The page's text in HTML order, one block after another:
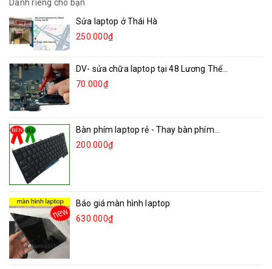
Dành riêng cho bạn
Sửa laptop ở Thái Hà
250.000₫
DV- sửa chữa laptop tại 48 Lương Thế...
70.000₫
Bàn phím laptop rẻ - Thay bàn phím...
200.000₫
Báo giá màn hình laptop
630.000₫